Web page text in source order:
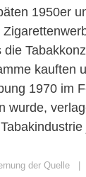
1950er
die
kauften
1970 im
wurde,
der Quelle |